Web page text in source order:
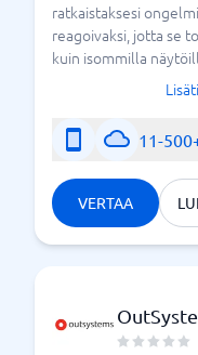
ratkaistaksesi
reagoivaksi, jotta se
kuin isommilla
11-
VERTAA